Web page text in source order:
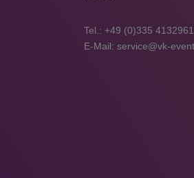
Tel.: +49 (0)335
E-Mail: service@vk-